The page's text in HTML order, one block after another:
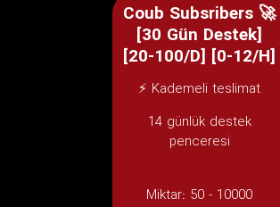
Coub Subsribers 🚀
[30 Gün Destek]
[20-100/D] [0-12/H]
⚡ Kademeli teslimat
14 günlük destek
penceresi
Miktar: 50 - 10000